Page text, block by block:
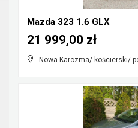
Mazda 323 1.6 GLX
Nowa Karczma/ kościerski/
21 999,00 zł